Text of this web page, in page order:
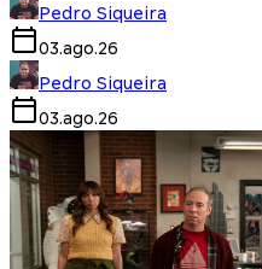
Pedro Siqueira
03.ago.26
Pedro Siqueira
03.ago.26